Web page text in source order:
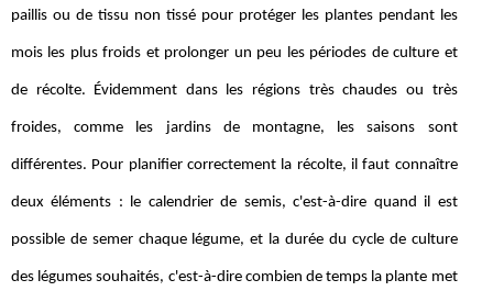
paillis ou de tissu non tissé pour protéger les plantes pendant les
mois les plus froids et prolonger un peu les périodes de culture et
de récolte. Évidemment dans les régions très chaudes ou très
froides, comme les jardins de montagne, les saisons sont
différentes. Pour planifier correctement la récolte, il faut connaître
deux éléments : le calendrier de semis, c'est-à-dire quand il est
possible de semer chaque légume, et la durée du cycle de culture
des légumes souhaités, c'est-à-dire combien de temps la plante met